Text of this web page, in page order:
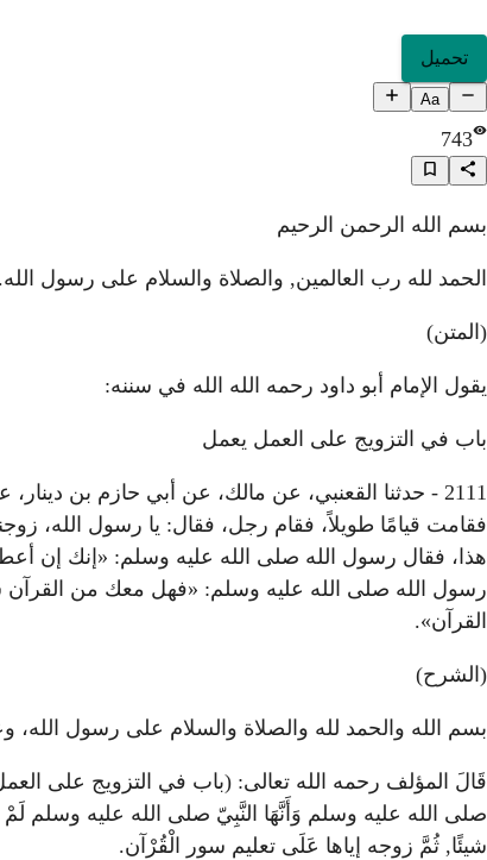
تحميل
Aa
743
بسم الله الرحمن الرحيم
الحمد لله رب العالمين, والصلاة والسلام على رسول الله.
(المتن)
يقول الإمام أبو داود رحمه الله الله في سننه:
باب في التزويج على العمل يعمل
2111 - حدثنا القعنبي، عن مالك، عن أبي حازم بن
فقامت قيامًا طويلاً، فقام رجل، فقال: يا رسول الله،
هذا، فقال رسول الله صلى الله عليه وسلم: «إنك إن
رسول الله صلى الله عليه وسلم: «فهل معك من
القرآن».
(الشرح)
بسم الله والحمد لله والصلاة والسلام على رسول الله،
قَالَ المؤلف رحمه الله تعالى: (باب في التزويج على
صلى الله عليه وسلم وَأَنَّهَا النَّبِيّ صلى الله عليه وسلم
شيئًا, ثُمَّ زوجه إياها عَلَى تعليم سور الْقُرْآن.